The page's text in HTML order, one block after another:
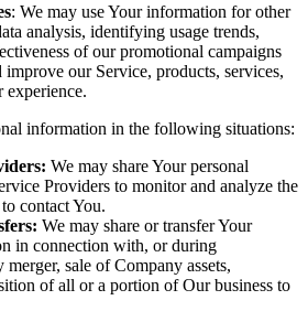
: We may use Your information for other
analysis, identifying usage trends,
of our promotional campaigns
improve our Service, products, services,
experience.
information in the following situations:
We may share Your personal
Providers to monitor and analyze the
contact You.
We may share or transfer Your
in connection with, or during
sale of Company assets,
of all or a portion of Our business to